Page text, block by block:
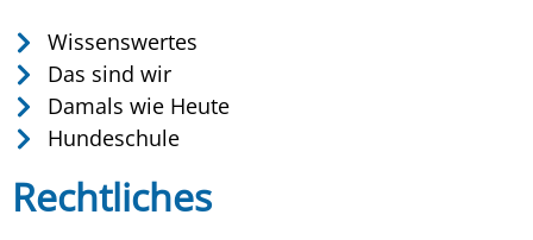
Wissenswertes
Das sind wir
Damals wie Heute
Hundeschule
Rechtliches